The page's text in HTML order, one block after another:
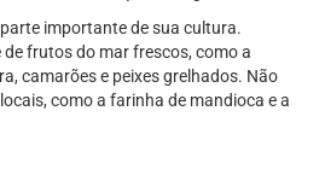
importante de sua cultura.
frutos do mar frescos, como a
camarões e peixes grelhados. Não
como a farinha de mandioca e a